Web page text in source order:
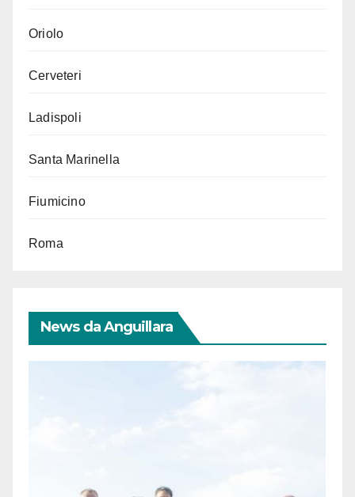
Oriolo
Cerveteri
Ladispoli
Santa Marinella
Fiumicino
Roma
News da Anguillara